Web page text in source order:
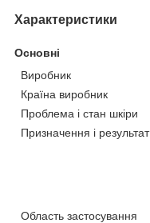
Характеристики
Основні
Виробник
Країна виробник
Проблема і стан шкіри
Призначення і результат
Область застосування